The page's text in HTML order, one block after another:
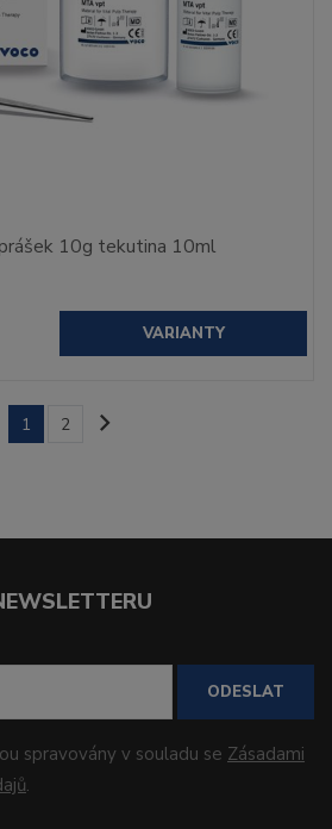
10g tekutina 10ml
VARIANTY
1 2
ODESLAT
spravovány v souladu se Zásadami
.